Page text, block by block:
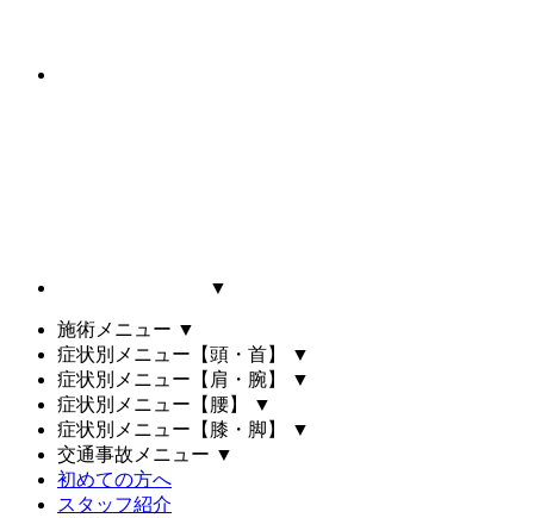
▼
施術メニュー ▼
症状別メニュー【頭・首】
▼
症状別メニュー【肩・腕】
▼
症状別メニュー【腰】
▼
症状別メニュー【膝・脚】
▼
交通事故メニュー ▼
初めての方へ
スタッフ紹介